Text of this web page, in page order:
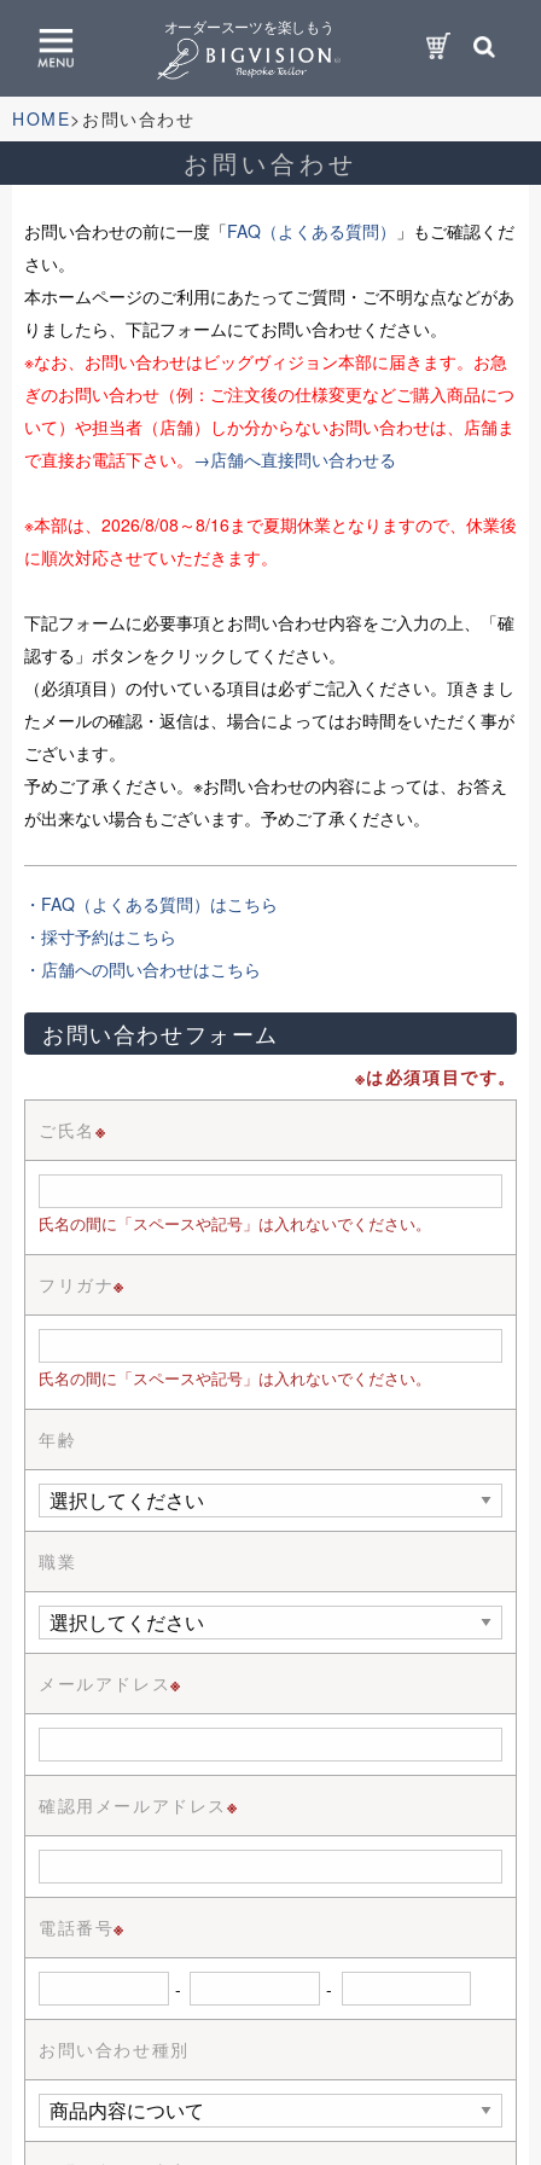
オーダースーツを楽しもう
HOME お問い合わせ
お問い合わせ
お問い合わせの前に一度「FAQ（よくある質問）
」もご確認くだ
さい。
本ホームページのご利用にあたってご質問・ご不明な点などがあ
りましたら、下記フォームにてお問い合わせください。
※なお、お問い合わせはビッグヴィジョン本部に届きます。お急
ぎのお問い合わせ（例：ご注文後の仕様変更などご購入商品につ
いて）や担当者（店舗）しか分からないお問い合わせは、店舗ま
で直接お電話下さい。 →店舗へ直接問い合わせる
※本部は、2026/8/08～8/16まで夏期休業となりますので、休業後
に順次対応させていただきます。
下記フォームに必要事項とお問い合わせ内容をご入力の上、「確
認する」ボタンをクリックしてください。
（必須項目）の付いている項目は必ずご記入ください。頂きまし
たメールの確認・返信は、場合によってはお時間をいただく事が
ございます。
予めご了承ください。※お問い合わせの内容によっては、お答え
が出来ない場合もございます。予めご了承ください。
・FAQ（よくある質問）はこちら
・採寸予約はこちら
・店舗への問い合わせはこちら
お問い合わせフォーム
※は必須項目です。
ご氏名 ※
氏名の間に「スペースや記号」は入れないでください。
フリガナ※
氏名の間に「スペースや記号」は入れないでください。
年齢
職業
メールアドレス※
確認用メールアドレス ※
電話番号※
- -
お問い合わせ種別